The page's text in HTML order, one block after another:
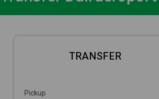
TRANSFER
Pickup